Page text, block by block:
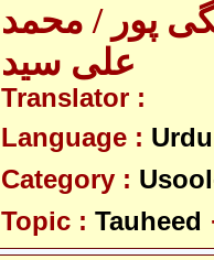
پور / محمد
علی سید
Translator :
Language : Urdu
Category :
Topic : Tauheed